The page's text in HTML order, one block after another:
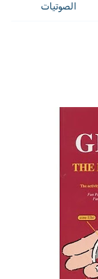
الصوتيات